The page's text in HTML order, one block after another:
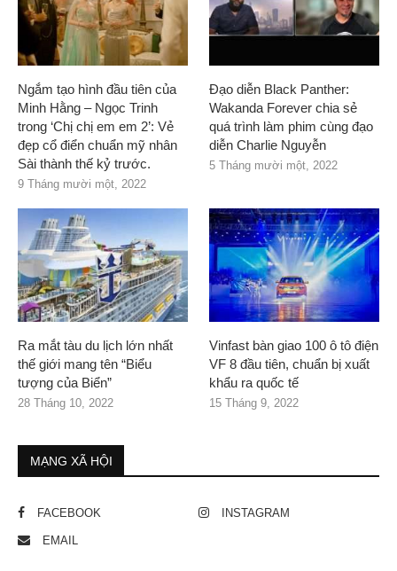
Ngắm tạo hình đầu tiên của
Minh Hằng – Ngọc Trinh
trong ‘Chị chị em em 2’: Vẻ
đẹp cổ điển chuẩn mỹ nhân
Sài thành thế kỷ trước.
9 Tháng mười một, 2022
Đạo diễn Black Panther:
Wakanda Forever chia sẻ
quá trình làm phim cùng đạo
diễn Charlie Nguyễn
5 Tháng mười một, 2022
Ra mắt tàu du lịch lớn nhất
thế giới mang tên “Biểu
tượng của Biển”
28 Tháng 10, 2022
Vinfast bàn giao 100 ô tô điện
VF 8 đầu tiên, chuẩn bị xuất
khẩu ra quốc tế
15 Tháng 9, 2022
MẠNG XÃ HỘI
FACEBOOK INSTAGRAM
EMAIL